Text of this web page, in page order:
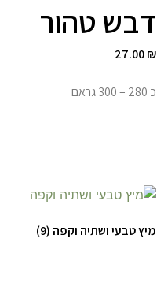
דבש טהור
27.00₪
כ 280 – 300 גראם
מיץ טבעי ושתיה וקפה (9)